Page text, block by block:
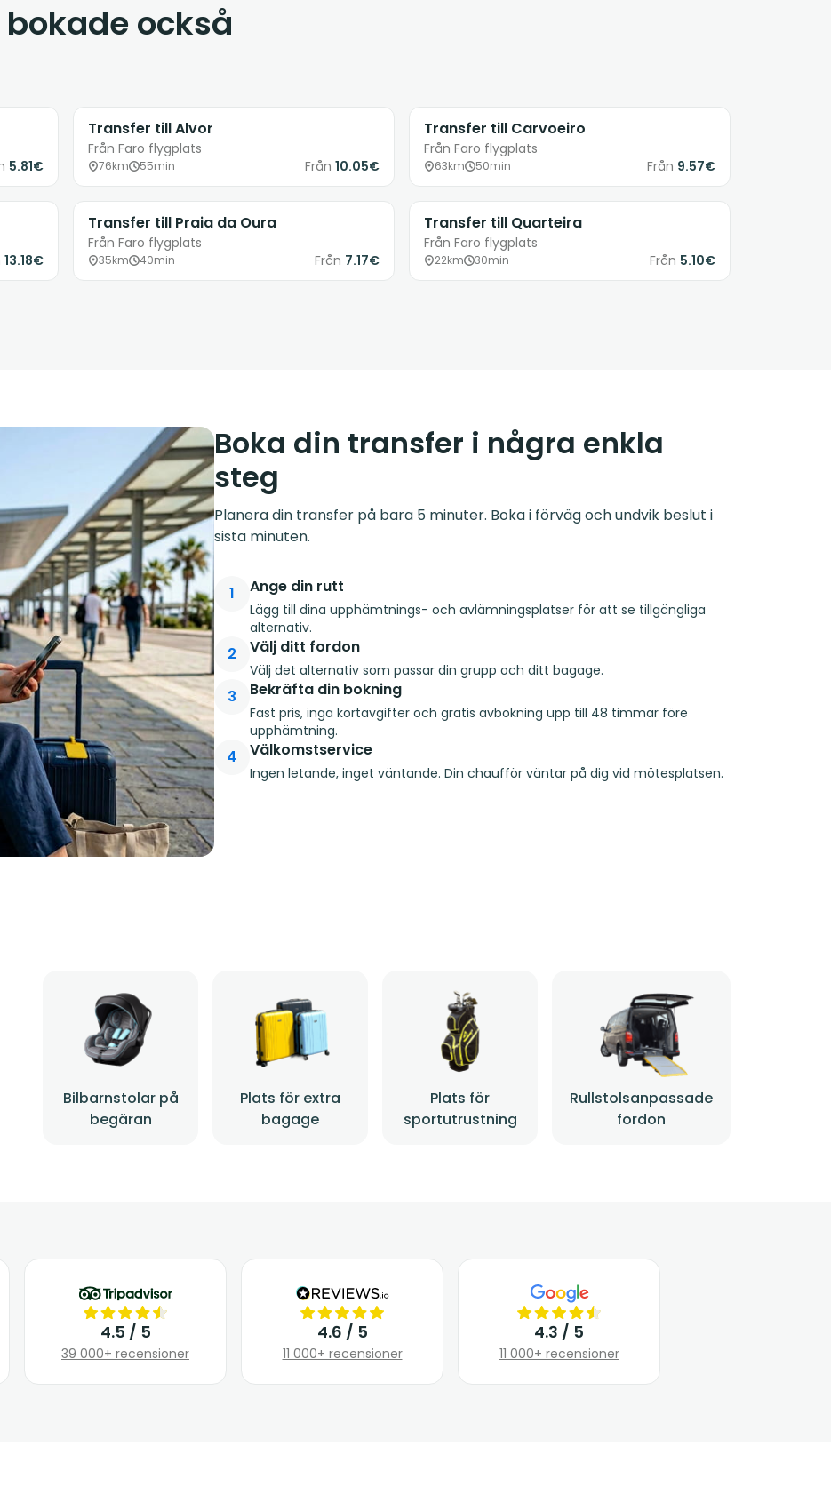
också
5.81€
Transfer till Alvor
Från Faro flygplats
76km 55min Från 10.05€
Transfer till Carvoeiro
Från Faro flygplats
63km 50min Från 9.57€
13.18€
Transfer till Praia da Oura
Från Faro flygplats
35km 40min Från 7.17€
Transfer till Quarteira
Från Faro flygplats
22km 30min Från 5.10€
Boka din transfer i några enkla
steg
Planera din transfer på bara 5 minuter. Boka i förväg och undvik beslut i
sista minuten.
1 Ange din rutt
Lägg till dina upphämtnings- och avlämningsplatser för att se tillgängliga
alternativ.
2 Välj ditt fordon
Välj det alternativ som passar din grupp och ditt bagage.
3 Bekräfta din bokning
Fast pris, inga kortavgifter och gratis avbokning upp till 48 timmar före
upphämtning.
4 Välkomstservice
Ingen letande, inget väntande. Din chaufför väntar på dig vid mötesplatsen.
Bilbarnstolar på
begäran
Plats för extra
bagage
Plats för
sportutrustning
Rullstolsanpassade
fordon
4.5 / 5
39 000+ recensioner
4.6 / 5
11 000+ recensioner
4.3 / 5
11 000+ recensioner